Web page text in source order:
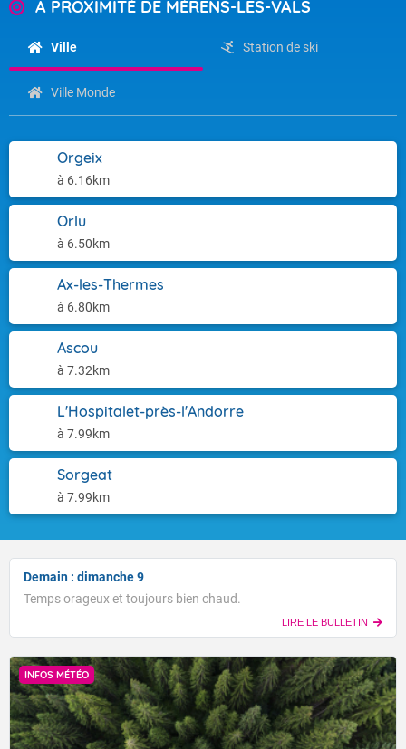
A PROXIMITÉ DE MÉRENS-LES-VALS
Ville Station de ski
Ville Monde
Orgeix
à 6.16km
Orlu
à 6.50km
Ax-les-Thermes
à 6.80km
Ascou
à 7.32km
L'Hospitalet-près-l'Andorre
à 7.99km
Sorgeat
à 7.99km
Demain : dimanche 9
Temps orageux et toujours bien chaud.
LIRE LE BULLETIN
INFOS MÉTÉO